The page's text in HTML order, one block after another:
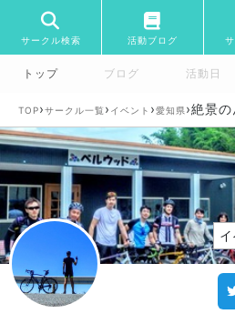
サークル検索 活動ブログ
トップ ブログ 活動日
TOP›サークル一覧 › イベント ›愛知県›絶景